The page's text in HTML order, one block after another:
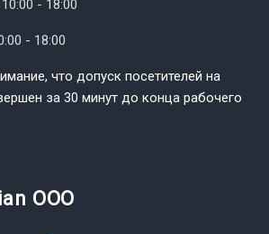
- 18:00
- 18:00
что допуск посетителей на
за 30 минут до конца рабочего
OOO